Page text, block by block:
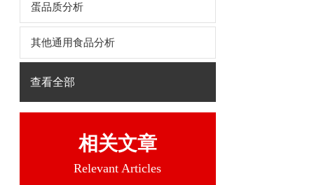
蛋品质分析
其他通用食品分析
查看全部
相关文章
Relevant Articles